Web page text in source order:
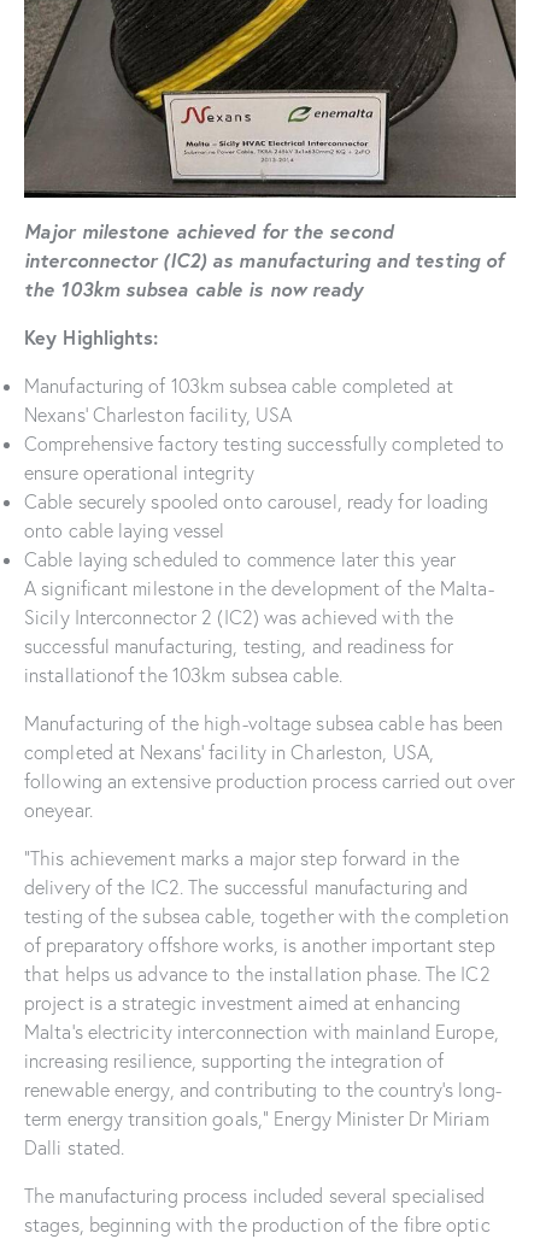
Major milestone achieved for the second
interconnector (IC2) as manufacturing and testing of
the 103km subsea cable is now ready
Key Highlights:
Manufacturing of 103km subsea cable completed at
Nexans’ Charleston facility, USA
Comprehensive factory testing successfully completed to
ensure operational integrity
Cable securely spooled onto carousel, ready for loading
onto cable laying vessel
Cable laying scheduled to commence later this year
A significant milestone in the development of the Malta-
Sicily Interconnector 2 (IC2) was achieved with the
successful manufacturing, testing, and readiness for
installationof the 103km subsea cable.
Manufacturing of the high-voltage subsea cable has been
completed at Nexans’ facility in Charleston, USA,
following an extensive production process carried out over
oneyear.
“This achievement marks a major step forward in the
delivery of the IC2. The successful manufacturing and
testing of the subsea cable, together with the completion
of preparatory offshore works, is another important step
that helps us advance to the installation phase. The IC2
project is a strategic investment aimed at enhancing
Malta’s electricity interconnection with mainland Europe,
increasing resilience, supporting the integration of
renewable energy, and contributing to the country’s long-
term energy transition goals,” Energy Minister Dr Miriam
Dalli stated.
The manufacturing process included several specialised
stages, beginning with the production of the fibre optic